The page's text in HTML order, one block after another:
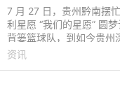
7 月 27 日，贵州黔南摆
利星愿 “我们的星愿” 圆
背篓篮球队，到如今贵州
公益接力持续
资讯